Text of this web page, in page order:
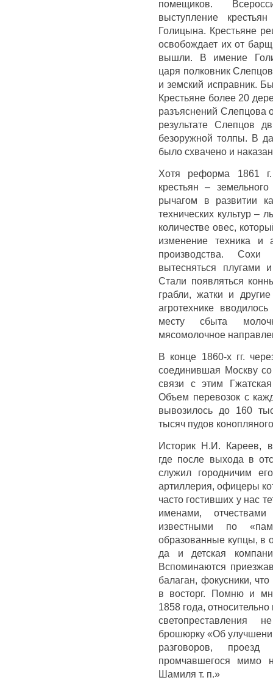
помещиков.
выступление
Голицына. Крестьяне
освобождает их от
вышли. В имение
царя полковник
и земский исправник.
Крестьяне более 20
разъяснений Слепцова
результате Слепцов
безоружной толпы. В
было схвачено и
Хотя реформа 1861
крестьян –
рычагом в развитии
технических культур –
количестве овес,
изменение техника и
производства.
вытесняться плугами
Стали появляться
грабли, жатки и
агротехнике
месту сбыта
мясомолочное
В конце 1860-х гг.
соединившая Москву
связи с этим
Объем перевозок с
вывозилось до 160
тысяч пудов
Историк Н.И. Кареев,
где после выхода в
служил городничим
артиллерия, офицеры
часто гостивших у нас
именами,
известными по
образованные купцы, в
да и детская
Вспоминаются
балаган, фокусники,
в восторг. Помню и
1858 года,
светопреставления
брошюрку «Об
разговоров,
промчавшегося мимо
Шамиля т. п.»